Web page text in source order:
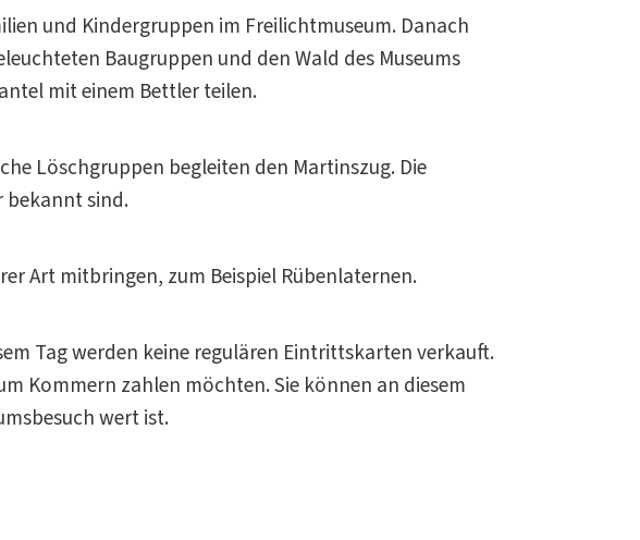
und Kindergruppen im Freilichtmuseum. Danach
Baugruppen und den Wald des Museums
mit einem Bettler teilen.
Löschgruppen begleiten den Martinszug. Die
bekannt sind.
Art mitbringen, zum Beispiel Rübenlaternen.
Tag werden keine regulären Eintrittskarten verkauft.
Kommern zahlen möchten. Sie können an diesem
wert ist.